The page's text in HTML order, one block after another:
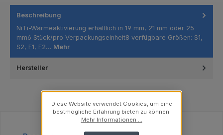
Beschreibung
NiTi-Wärmeaktivierung erhältlich in 19 mm, 21 mm oder 25
mm6 Stück/pro Verpackungseinheit8 verfügbare Größen: S1,
S2, F1, F2… Mehr
Hersteller
Diese Website verwendet Cookies, um eine
bestmögliche Erfahrung bieten zu können.
Mehr Informationen ...